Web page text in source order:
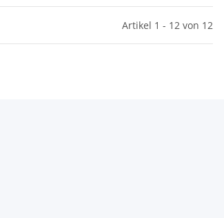
Artikel 1 - 12 von 12